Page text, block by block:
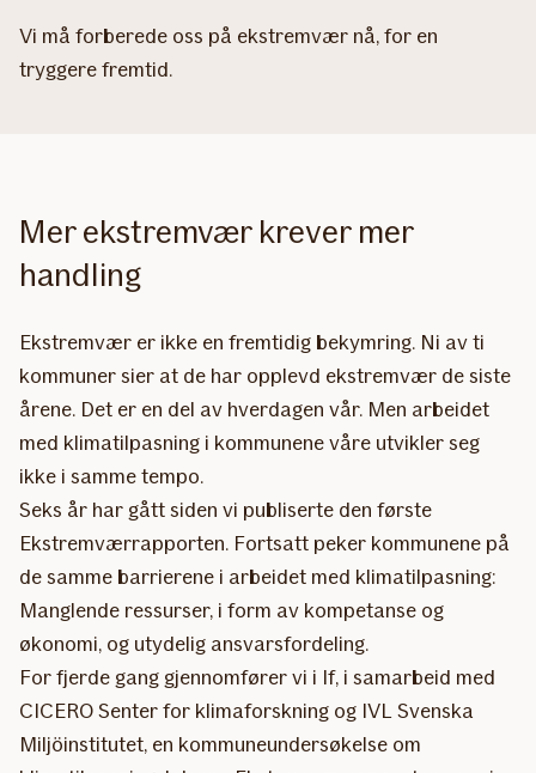
Vi må forberede oss på ekstremvær nå, for en
tryggere fremtid.
Mer ekstremvær krever mer
handling
Ekstremvær er ikke en fremtidig bekymring. Ni av ti
kommuner sier at de har opplevd ekstremvær de siste
årene. Det er en del av hverdagen vår. Men arbeidet
med klimatilpasning i kommunene våre utvikler seg
ikke i samme tempo.
Seks år har gått siden vi publiserte den første
Ekstremværrapporten. Fortsatt peker kommunene på
de samme barrierene i arbeidet med klimatilpasning:
Manglende ressurser, i form av kompetanse og
økonomi, og utydelig ansvarsfordeling.
For fjerde gang gjennomfører vi i If, i samarbeid med
CICERO Senter for klimaforskning og IVL Svenska
Miljöinstitutet, en kommuneundersøkelse om